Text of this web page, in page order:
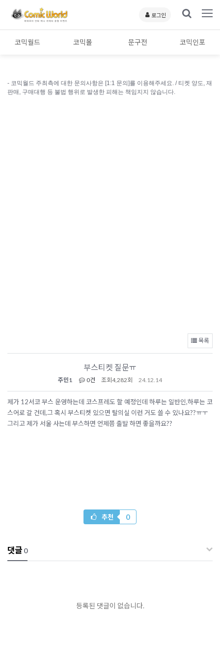
로그인
코믹월드 코믹몰 문구전 코믹인포
- 코믹월드 주최측에 대한 문의사항은 [1:1 문의]를 이용해주세요. / 티켓 양도, 재
판매, 구매대행 등 불법 행위로 발생한 피해는 책임지지 않습니다.
목록
부스티켓 질문ㅠ
주민1 0건 조회 4,282회 24.12.14
제가 12서코 부스 운영하는데 코스프레도 할 예정인데 하루는 일반인,하루는 코
스어로 갈 건데,그 혹시 부스티켓 있으면 탈의실 이런 거도 쓸 수 있나요??ㅠㅜ
그리고 제가 서울 사는데 부스하면 언제쯤 출발 하면 좋을까요??
추천 0
댓글 0
등록된 댓글이 없습니다.